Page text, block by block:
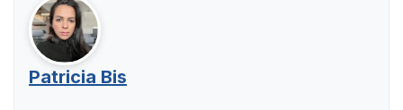
Patricia Bis